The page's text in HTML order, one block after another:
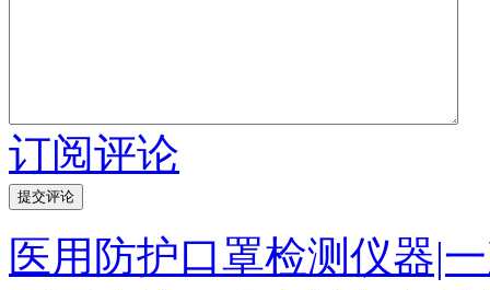
订阅评论
医用防护口罩检测仪器|